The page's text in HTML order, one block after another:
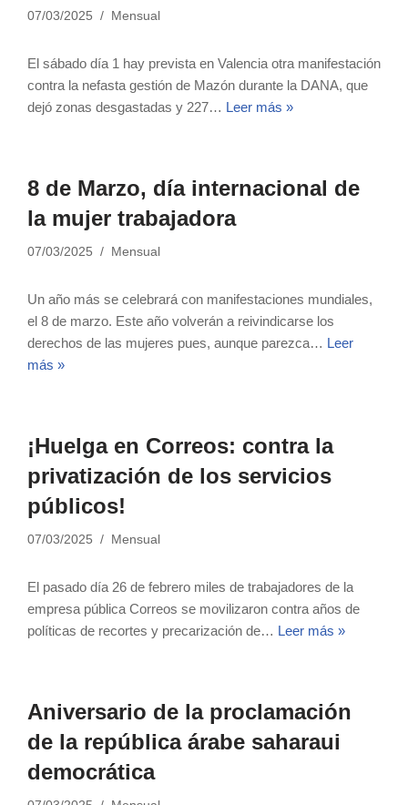
07/03/2025 Mensual
El sábado día 1 hay prevista en Valencia otra manifestación
contra la nefasta gestión de Mazón durante la DANA, que
dejó zonas desgastadas y 227… Leer más »
8 de Marzo, día internacional de
la mujer trabajadora
07/03/2025 Mensual
Un año más se celebrará con manifestaciones mundiales,
el 8 de marzo. Este año volverán a reivindicarse los
derechos de las mujeres pues, aunque parezca… Leer
más »
¡Huelga en Correos: contra la
privatización de los servicios
públicos!
07/03/2025 Mensual
El pasado día 26 de febrero miles de trabajadores de la
empresa pública Correos se movilizaron contra años de
políticas de recortes y precarización de… Leer más »
Aniversario de la proclamación
de la república árabe saharaui
democrática